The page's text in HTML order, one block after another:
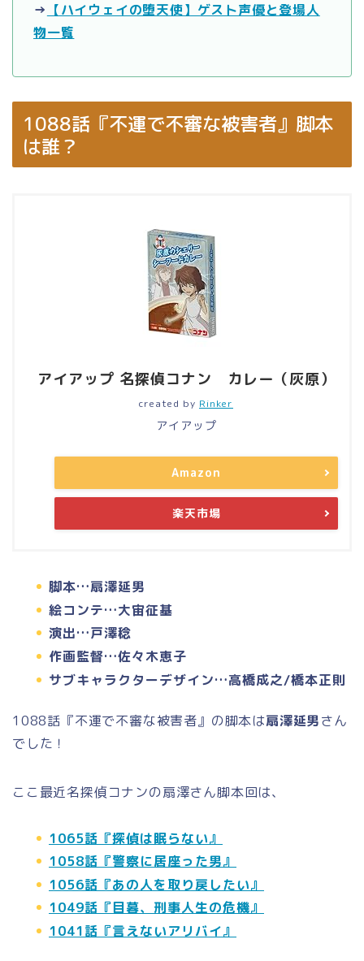
→ 【ハイウェイの堕天使】ゲスト声優と登場人
物一覧
1088話『不運で不審な被害者』脚本
は誰？
アイアップ 名探偵コナン カレー（灰原）
created by Rinker
アイアップ
Amazon
楽天市場
脚本…扇澤延男
絵コンテ…大宙征基
演出…戸澤稔
作画監督…佐々木恵子
サブキャラクターデザイン…高橋成之/橋本正則
1088話『不運で不審な被害者』の脚本は扇澤延男さん
でした！
ここ最近名探偵コナンの扇澤さん脚本回は、
1065話『探偵は眠らない』
1058話『警察に居座った男』
1056話『あの人を取り戻したい』
1049話『目暮、刑事人生の危機』
1041話『言えないアリバイ』